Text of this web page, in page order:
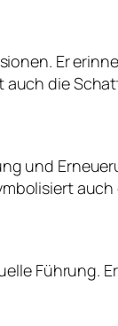
Er
die
und
Führung.